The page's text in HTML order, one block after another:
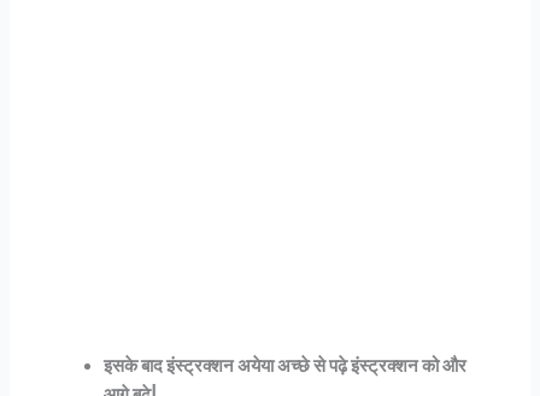
इसके बाद इंस्ट्रक्शन अयेया अच्छे से पढ़े इंस्ट्रक्शन को और